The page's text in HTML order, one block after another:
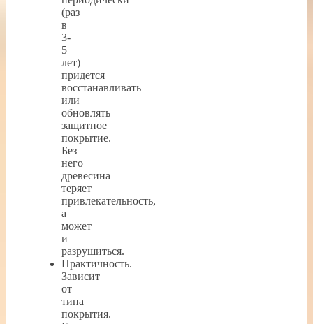
(раз
в
3-
5
лет)
придется
восстанавливать
или
обновлять
защитное
покрытие.
Без
него
древесина
теряет
привлекательность,
а
может
и
разрушиться.
Практичность.
Зависит
от
типа
покрытия.